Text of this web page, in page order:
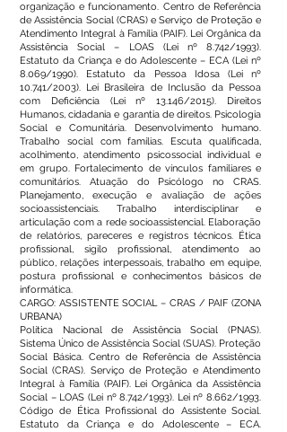
organização e funcionamento. Centro de Referência
de Assistência Social (CRAS) e Serviço de Proteção e
Atendimento Integral à Família (PAIF). Lei Orgânica da
Assistência Social – LOAS (Lei nº 8.742/1993).
Estatuto da Criança e do Adolescente – ECA (Lei nº
8.069/1990). Estatuto da Pessoa Idosa (Lei nº
10.741/2003). Lei Brasileira de Inclusão da Pessoa
com Deficiência (Lei nº 13.146/2015). Direitos
Humanos, cidadania e garantia de direitos. Psicologia
Social e Comunitária. Desenvolvimento humano.
Trabalho social com famílias. Escuta qualificada,
acolhimento, atendimento psicossocial individual e
em grupo. Fortalecimento de vínculos familiares e
comunitários. Atuação do Psicólogo no CRAS.
Planejamento, execução e avaliação de ações
socioassistenciais. Trabalho interdisciplinar e
articulação com a rede socioassistencial. Elaboração
de relatórios, pareceres e registros técnicos. Ética
profissional, sigilo profissional, atendimento ao
público, relações interpessoais, trabalho em equipe,
postura profissional e conhecimentos básicos de
informática.
CARGO: ASSISTENTE SOCIAL – CRAS / PAIF (ZONA
URBANA)
Política Nacional de Assistência Social (PNAS).
Sistema Único de Assistência Social (SUAS). Proteção
Social Básica. Centro de Referência de Assistência
Social (CRAS). Serviço de Proteção e Atendimento
Integral à Família (PAIF). Lei Orgânica da Assistência
Social – LOAS (Lei nº 8.742/1993). Lei nº 8.662/1993.
Código de Ética Profissional do Assistente Social.
Estatuto da Criança e do Adolescente – ECA.